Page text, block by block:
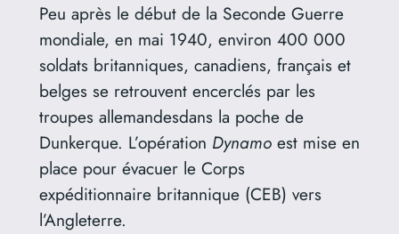
Peu après le début de la Seconde Guerre
mondiale, en mai 1940, environ 400 000
soldats britanniques, canadiens, français et
belges se retrouvent encerclés par les
troupes allemandesdans la poche de
Dunkerque. L’opération Dynamoest mise en
place pour évacuer le Corps
expéditionnaire britannique (CEB) vers
l’Angleterre.